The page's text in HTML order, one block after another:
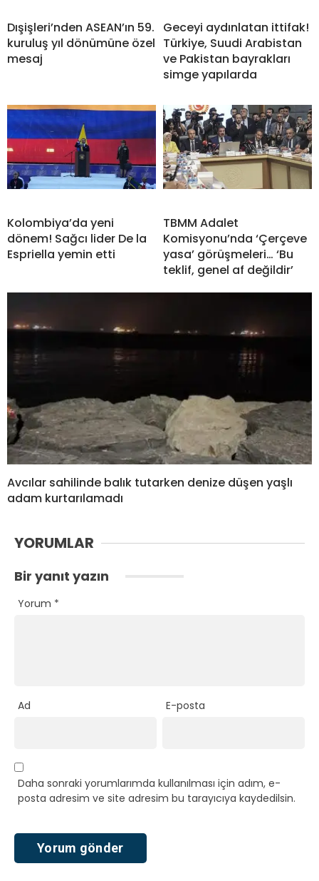
Dışişleri’nden ASEAN’ın 59.
kuruluş yıl dönümüne özel
mesaj
Geceyi aydınlatan ittifak!
Türkiye, Suudi Arabistan
ve Pakistan bayrakları
simge yapılarda
Kolombiya’da yeni
dönem! Sağcı lider De la
Espriella yemin etti
TBMM Adalet
Komisyonu’nda ‘Çerçeve
yasa’ görüşmeleri… ‘Bu
teklif, genel af değildir’
Avcılar sahilinde balık tutarken denize düşen yaşlı
adam kurtarılamadı
YORUMLAR
Bir yanıt yazın
Yorum *
Ad E-posta
Daha sonraki yorumlarımda kullanılması için adım, e-
posta adresim ve site adresim bu tarayıcıya kaydedilsin.